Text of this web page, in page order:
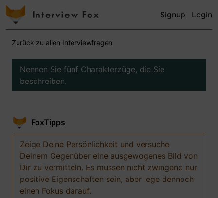
Signup Login
Zurück zu allen Interviewfragen
Nennen Sie fünf Charakterzüge, die Sie
beschreiben.
FoxTipps
Zeige Deine Persönlichkeit und versuche
Deinem Gegenüber eine ausgewogenes Bild von
Dir zu vermitteln. Es müssen nicht zwingend nur
positive Eigenschaften sein, aber lege dennoch
einen Fokus darauf.